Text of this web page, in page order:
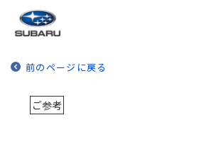
前のページに戻る
ご参考